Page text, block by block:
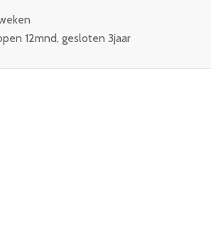
12mnd, gesloten 3jaar